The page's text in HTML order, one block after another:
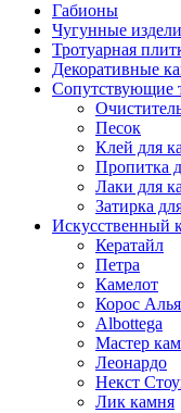
Габионы
Чугунные
Тротуарная
Декоративные
Сопутствующие
Песок
Клей для
Пропитка
Лаки для
Затирка
Искусственный
Кератайл
Петра
Камелот
Корос
Albottega
Мастер
Леонардо
Некст
Лик камня